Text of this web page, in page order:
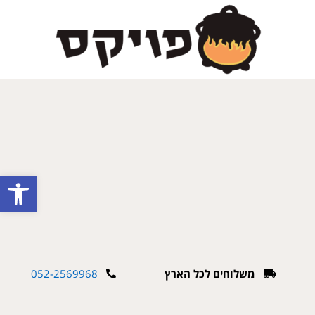
052-2569968 משלוחים לכל הארץ